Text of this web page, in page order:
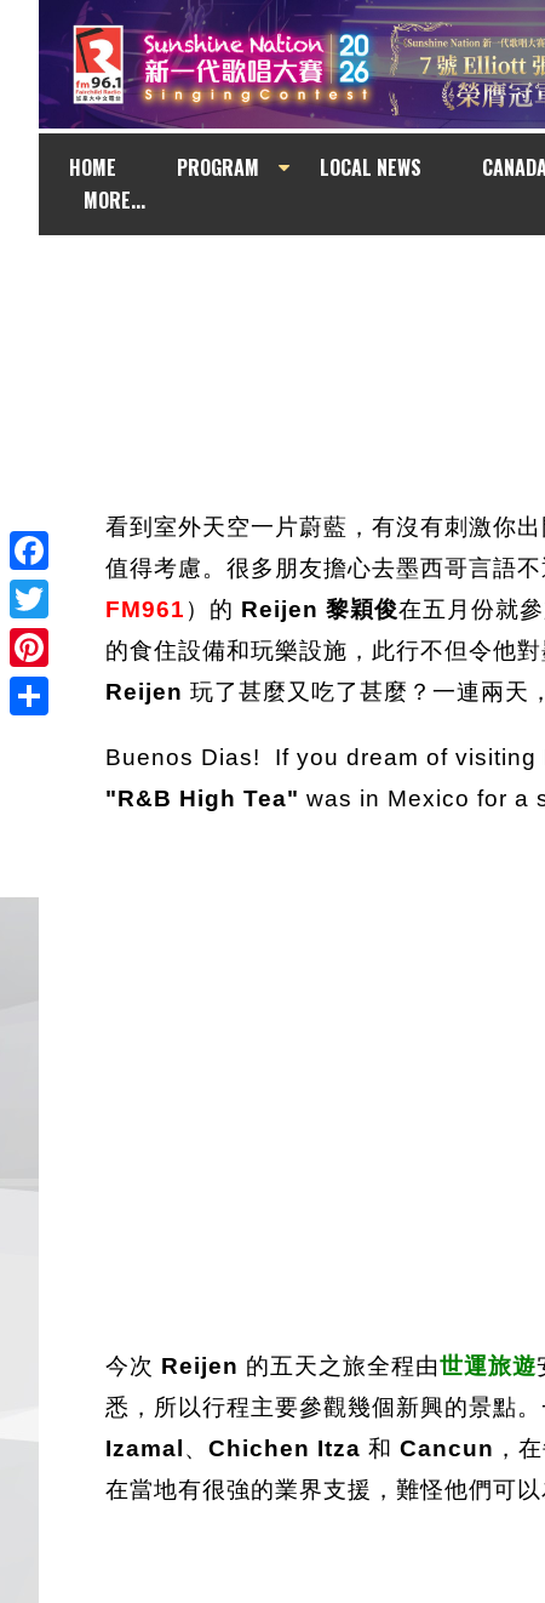
HOME PROGRAM LOCAL NEWS
MORE...
Facebook
Twitter
Pinterest
看到室外天空一片蔚藍，有沒有刺激你
值得考慮。很多朋友擔心去墨西哥言語
FM961 ）的 Reijen 黎穎俊在五月份就
的食住設備和玩樂設施，此行不但令他
Reijen 玩了甚麼又吃了甚麼？一連兩天
Buenos Dias! If you dream of
"R&B High Tea" was in Mexico for a
今次 Reijen 的五天之旅全程由世運旅遊
悉，所以行程主要參觀幾個新興的景點
Izamal 、 Chichen Itza 和 Cancun ，
在當地有很強的業界支援，難怪他們可